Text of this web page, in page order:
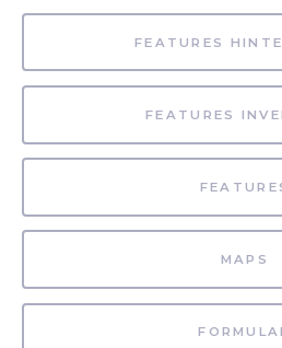
FEATURES
FEATURES
MAPS